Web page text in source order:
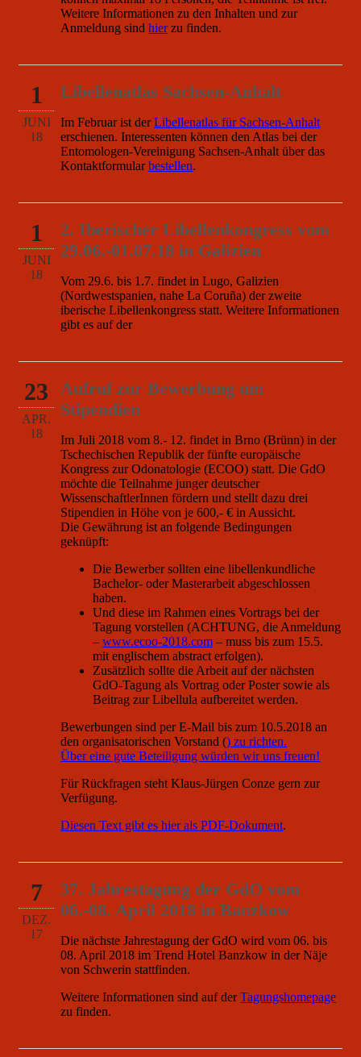
Weitere Informationen zu den Inhalten und zur
Anmeldung sindhierzu finden.
1
JUNI
18
Libellenatlas Sachsen-Anhalt
Im Februar ist derLibellenatlas für Sachsen-Anhalt
erschienen. Interessenten können den Atlas bei der
Entomologen-Vereinigung Sachsen-Anhalt über das
Kontaktformularbestellen.
1
JUNI
18
2. Iberischer Libellenkongress vom
29.06.-01.07.18 in Galizien
Vom 29.6. bis 1.7. findet in Lugo, Galizien
(Nordwestspanien, nahe La Coruña) der zweite
iberische Libellenkongress statt. Weitere Informationen
gibt es auf der
23
APR.
18
Aufruf zur Bewerbung um
Stipendien
Im Juli 2018 vom 8.- 12. findet in Brno (Brünn) in der
Tschechischen Republik der fünfte europäische
Kongress zur Odonatologie (ECOO) statt. Die GdO
möchte die Teilnahme junger deutscher
WissenschaftlerInnen fördern und stellt dazu drei
Stipendien in Höhe von je 600,- € in Aussicht.
Die Gewährung ist an folgende Bedingungen
geknüpft:
Die Bewerber sollten eine libellenkundliche
Bachelor- oder Masterarbeit abgeschlossen
haben.
Und diese im Rahmen eines Vortrags bei der
Tagung vorstellen (ACHTUNG, die Anmeldung
–www.ecoo-2018.com – muss bis zum 15.5.
mit englischem abstract erfolgen).
Zusätzlich sollte die Arbeit auf der nächsten
GdO-Tagung als Vortrag oder Poster sowie als
Beitrag zur Libellula aufbereitet werden.
Bewerbungen sind per E-Mail bis zum 10.5.2018 an
den organisatorischen Vorstand () zu richten.
Über eine gute Beteiligung würden wir uns freuen!
Für Rückfragen steht Klaus-Jürgen Conze gern zur
Verfügung.
Diesen Text gibt es hier als PDF-Dokument.
7
DEZ.
17
37. Jahrestagung der GdO vom
06.-08. April 2018 in Banzkow
Die nächste Jahrestagung der GdO wird vom 06. bis
08. April 2018 im Trend Hotel Banzkow in der Näje
von Schwerin stattfinden.
Weitere Informationen sind auf derTagungshomepage
zu finden.